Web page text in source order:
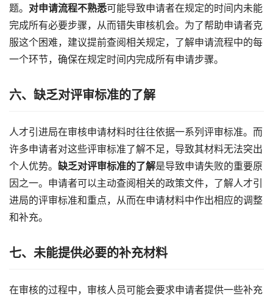
题。 对申请流程不熟悉可能导致申请者在规定的时间内未能
完成所有必要步骤，从而错失审核机会。为了帮助申请者克
服这个困难，建议提前查阅相关规定，了解申请流程中的每
一个环节，确保在规定时间内完成所有申请步骤。
六、缺乏对评审标准的了解
人才引进局在审核申请材料时往往依据一系列评审标准。而
许多申请者对这些评审标准了解不足，导致其材料无法突出
个人优势。 缺乏对评审标准的了解是导致申请失败的重要原
因之一。申请者可以主动查阅相关的政策文件，了解人才引
进局的评审标准和重点，从而在申请材料中作出相应的调整
和补充。
七、未能提供必要的补充材料
在审核的过程中，审核人员可能会要求申请者提供一些补充